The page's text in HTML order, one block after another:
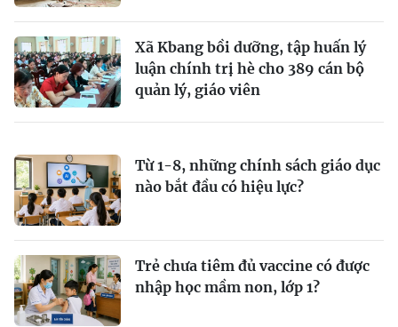
Xã Kbang bồi dưỡng, tập huấn lý
luận chính trị hè cho 389 cán bộ
quản lý, giáo viên
Từ 1-8, những chính sách giáo dục
nào bắt đầu có hiệu lực?
Trẻ chưa tiêm đủ vaccine có được
nhập học mầm non, lớp 1?